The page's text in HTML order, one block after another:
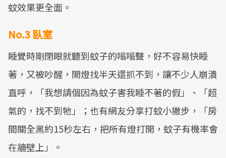
蚊效果更全面。
No.3 臥室
睡覺時剛閉眼就聽到蚊子的嗡嗡聲，好不容易快睡
著，又被吵醒，開燈找半天還抓不到，讓不少人崩潰
直呼，「我想請個因為蚊子害我睡不著的假」、「超
氣的，找不到牠」；也有網友分享打蚊小撇步，「房
間關全黑約15秒左右，把所有燈打開，蚊子有機率會
在牆壁上」。